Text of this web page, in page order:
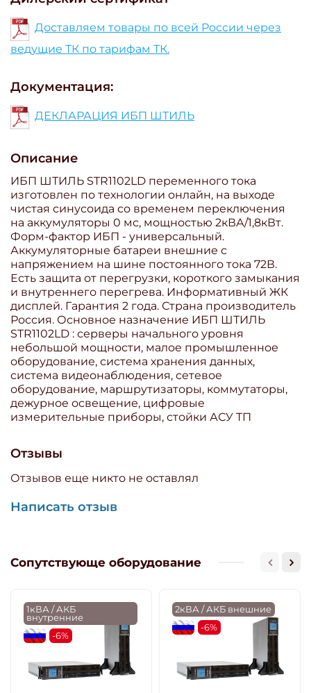
Доставляем товары по всей России через
ведущие ТК по тарифам ТК.
Документация:
ДЕКЛАРАЦИЯ ИБП ШТИЛЬ
Описание
ИБП ШТИЛЬ STR1102LD переменного тока
изготовлен по технологии онлайн, на выходе
чистая синусоида со временем переключения
на аккумуляторы 0 мс, мощностью 2кВА/1,8кВт.
Форм-фактор ИБП - универсальный.
Аккумуляторные батареи внешние с
напряжением на шине постоянного тока 72В.
Есть защита от перегрузки, короткого замыкания
и внутреннего перегрева. Информативный ЖК
дисплей. Гарантия 2 года. Страна производитель
Россия. Основное назначение ИБП ШТИЛЬ
STR1102LD : серверы начального уровня
небольшой мощности, малое промышленное
оборудование, система хранения данных,
система видеонаблюдения, сетевое
оборудование, маршрутизаторы, коммутаторы,
дежурное освещение, цифровые
измерительные приборы, стойки АСУ ТП
Отзывы
Отзывов еще никто не оставлял
Написать отзыв
Сопутствующе оборудование
1кВА / АКБ
внутренние
flagRU-6%
2кВА / АКБ внешние
flagRU-6%